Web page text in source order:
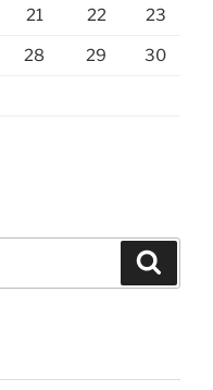
21 22 23
28 29 30